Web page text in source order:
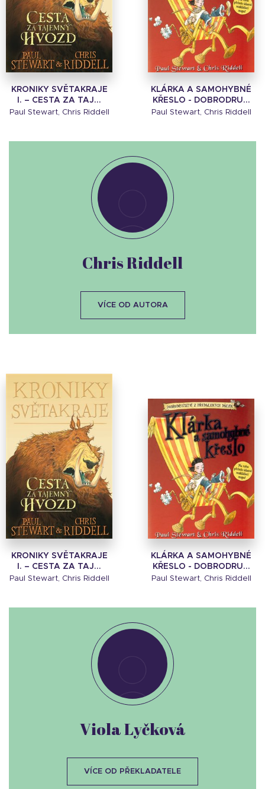
KRONIKY SVĚTAKRAJE
I. – CESTA ZA TAJ...
Paul Stewart, Chris Riddell
KLÁRKA A SAMOHYBNÉ
KŘESLO - DOBRODRU...
Paul Stewart, Chris Riddell
KRONIKY SVĚTAKRAJE
I. – CESTA ZA TAJ...
Paul Stewart, Chris Riddell
KLÁRKA A SAMOHYBNÉ
KŘESLO - DOBRODRU...
Paul Stewart, Chris Riddell
Chris Riddell
VÍCE OD AUTORA
Viola Lyčková
VÍCE OD PŘEKLADATELE